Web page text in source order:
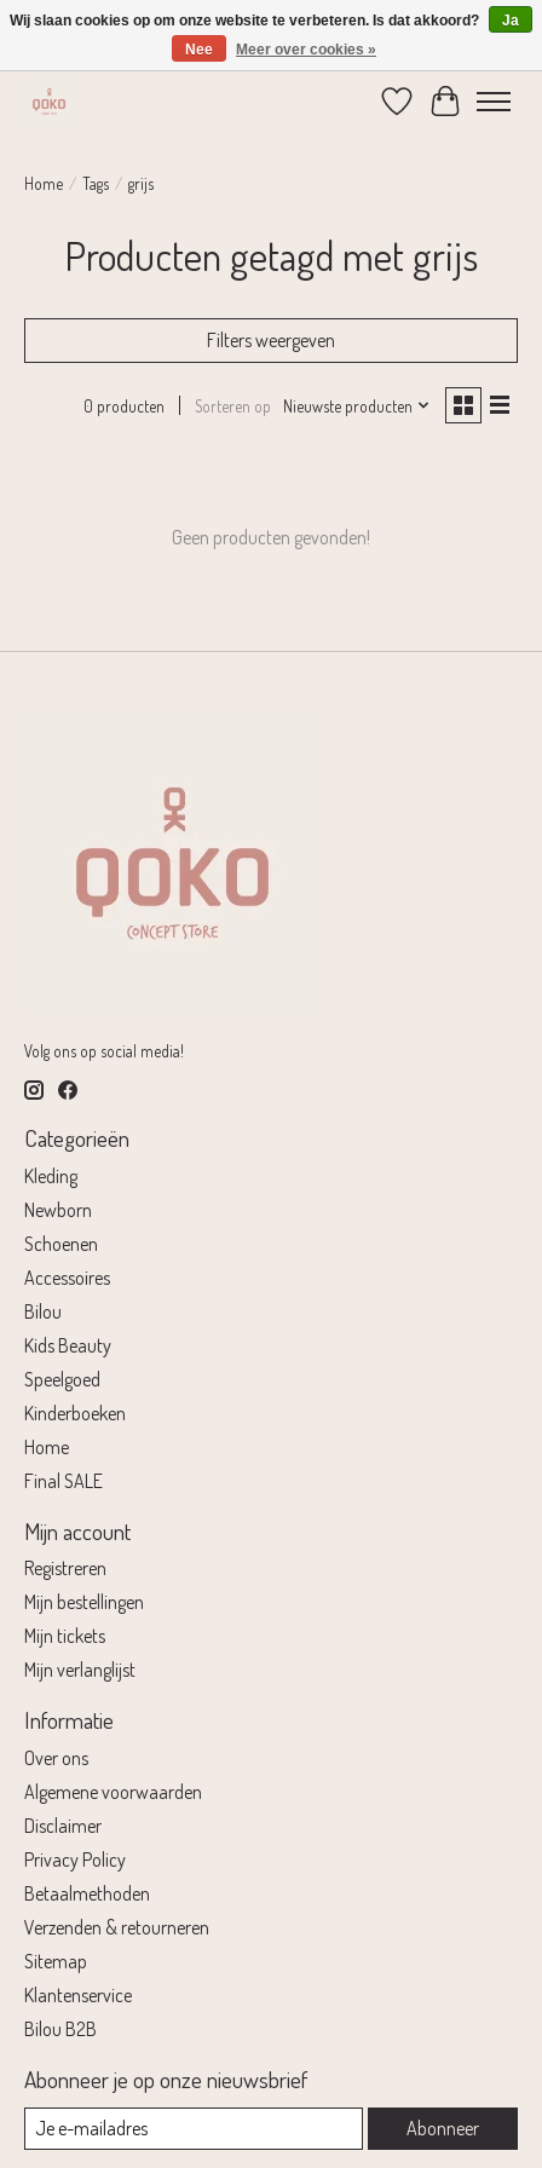
Verzending 1-2 dagen | Gratis verzending vanaf € 75,-
Verlanglijst
Home / Tags / grijs
Producten getagd met grijs
Filters weergeven
0 producten Sorteren op Nieuwste producten
Geen producten gevonden!
Volg ons op social media!
Categorieën
Kleding
Newborn
Schoenen
Accessoires
Bilou
Kids Beauty
Speelgoed
Kinderboeken
Home
Final SALE
Mijn account
Registreren
Mijn bestellingen
Mijn tickets
Mijn verlanglijst
Informatie
Over ons
Algemene voorwaarden
Disclaimer
Privacy Policy
Betaalmethoden
Verzenden & retourneren
Sitemap
Klantenservice
Bilou B2B
Abonneer je op onze nieuwsbrief
Abonneer
Wij slaan cookies op om onze website te verbeteren. Is dat akkoord?
Ja
Nee
Meer over cookies »